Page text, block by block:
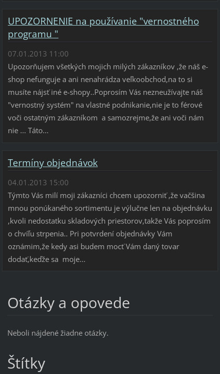
UPOZORNENIE na používanie "vernostného
programu "
07.01.2013 11:00
Upozorňujem všetkých mojich milých zákazníkov ,že náš e-
shop nefunguje a ani nenahrádza veľkoobchod,na to si
musíte nájsť iné e-shopy..Poprosím Vás nezneužívajte náš
"vernostný systém" na vlastné podnikanie,nie je to férové
voči ostatným zákazníkom a samozrejme,že ani voči nám
nie ... Táto...
Termíny objednávok
04.01.2013 15:00
Týmto Vás milí moji zákazníci chcem upozorniť ,že vačšina
mnou ponúkaného sortimentu je výlučne len na objednávku
,kvoli nedostatku skladových priestorov,takže Vás poprosím
o chvíľu strpenia.. Pri potvrdení objednávky Vám
oznámim,že kedy asi budem mocť Vám daný tovar
dodať,keďže sa moje...
Otázky a opovede
Neboli nájdené žiadne otázky.
Štítky